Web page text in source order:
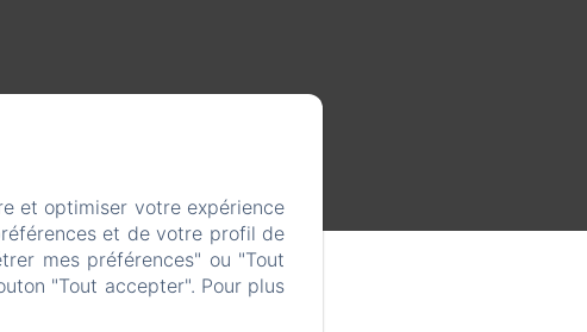
et optimiser votre expérience
et de votre profil de
mes préférences" ou "Tout
"Tout accepter". Pour plus